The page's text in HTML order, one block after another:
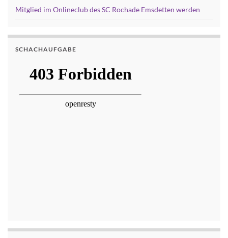
Mitglied im Onlineclub des SC Rochade Emsdetten werden
SCHACHAUFGABE